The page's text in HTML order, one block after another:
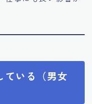
いる（男女